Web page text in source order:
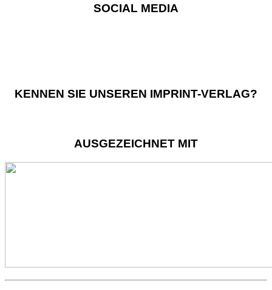
SOCIAL MEDIA
KENNEN SIE UNSEREN IMPRINT-VERLAG?
AUSGEZEICHNET MIT